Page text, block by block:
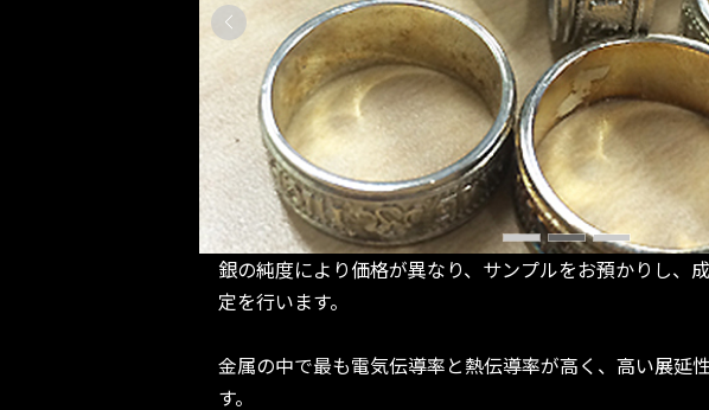
銀の純度により価格が異なり、サンプルをお預かりし、
定を行います。
金属の中で最も電気伝導率と熱伝導率が高く、高い展延
す。